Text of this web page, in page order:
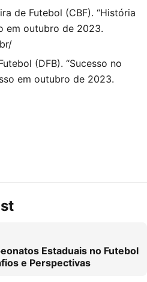
de Futebol (CBF). “História
em outubro de 2023.
(DFB). “Sucesso no
em outubro de 2023.
Estaduais no Futebol
e Perspectivas